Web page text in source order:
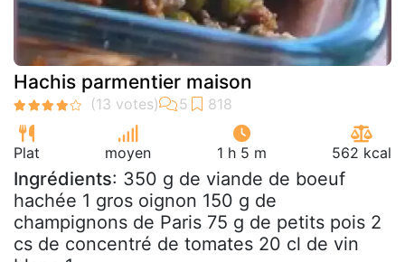
Hachis parmentier maison
Plat moyen 1 h 5 m 562 kcal
Ingrédients: 350 g de viande de boeuf
hachée 1 gros oignon 150 g de
champignons de Paris 75 g de petits pois 2
cs de concentré de tomates 20 cl de vin